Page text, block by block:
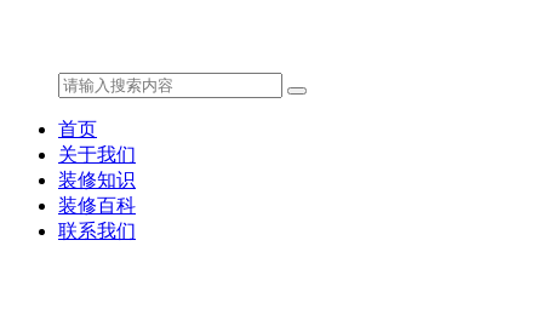
首页
关于我们
装修知识
装修百科
联系我们